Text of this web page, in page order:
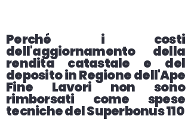
Perché i costi
dell'aggiornamento della
rendita catastale e del
deposito in Regione dell'Ape
Fine Lavori non sono
rimborsati come spese
tecniche del Superbonus 110